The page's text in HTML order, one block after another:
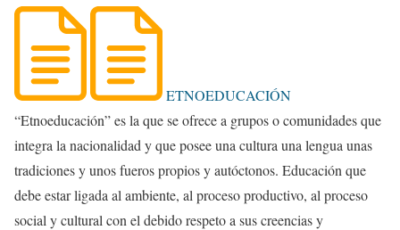
ETNOEDUCACIÓN
“Etnoeducación” es la que se ofrece a grupos o comunidades que
integra la nacionalidad y que posee una cultura una lengua unas
tradiciones y unos fueros propios y autóctonos. Educación que
debe estar ligada al ambiente, al proceso productivo, al proceso
social y cultural con el debido respeto a sus creencias y